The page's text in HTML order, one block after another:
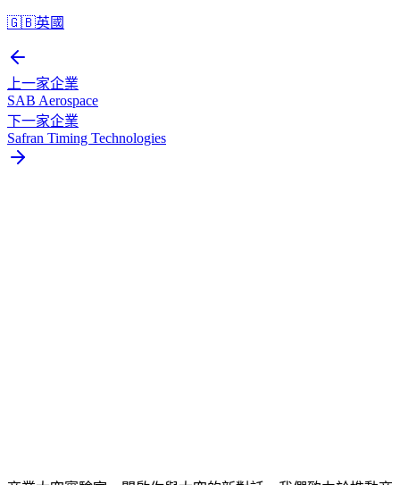
🇬🇧英國
上一家企業
SAB Aerospace
下一家企業
Safran Timing Technologies